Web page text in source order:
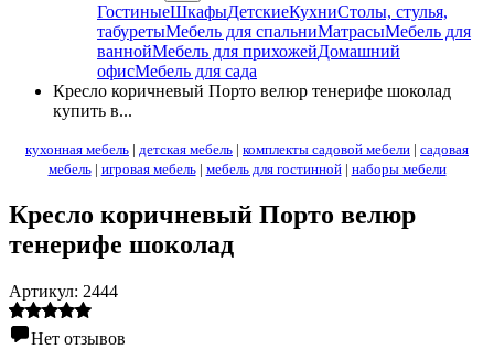
ГостиныеШкафыДетскиеКухниСтолы, стулья,
табуретыМебель для спальниМатрасыМебель для
ваннойМебель для прихожейДомашний
офисМебель для сада
Кресло коричневый Порто велюр тенерифе шоколад
купить в...
кухонная мебель | детская мебель | комплекты садовой мебели | садовая
мебель| игровая мебель| мебель для гостинной| наборы мебели
Кресло коричневый Порто велюр
тенерифе шоколад
Артикул: 2444
Нет отзывов